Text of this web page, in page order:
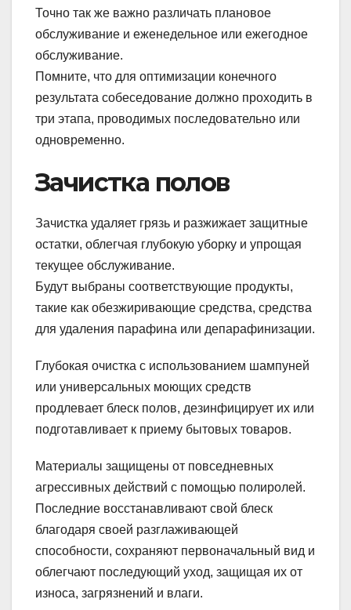
Точно так же важно различать плановое
обслуживание и еженедельное или ежегодное
обслуживание.
Помните, что для оптимизации конечного
результата собеседование должно проходить в
три этапа, проводимых последовательно или
одновременно.
Зачистка полов
Зачистка удаляет грязь и разжижает защитные
остатки, облегчая глубокую уборку и упрощая
текущее обслуживание.
Будут выбраны соответствующие продукты,
такие как обезжиривающие средства, средства
для удаления парафина или депарафинизации.
Глубокая очистка с использованием шампуней
или универсальных моющих средств
продлевает блеск полов, дезинфицирует их или
подготавливает к приему бытовых товаров.
Материалы защищены от повседневных
агрессивных действий с помощью полиролей.
Последние восстанавливают свой блеск
благодаря своей разглаживающей
способности, сохраняют первоначальный вид и
облегчают последующий уход, защищая их от
износа, загрязнений и влаги.